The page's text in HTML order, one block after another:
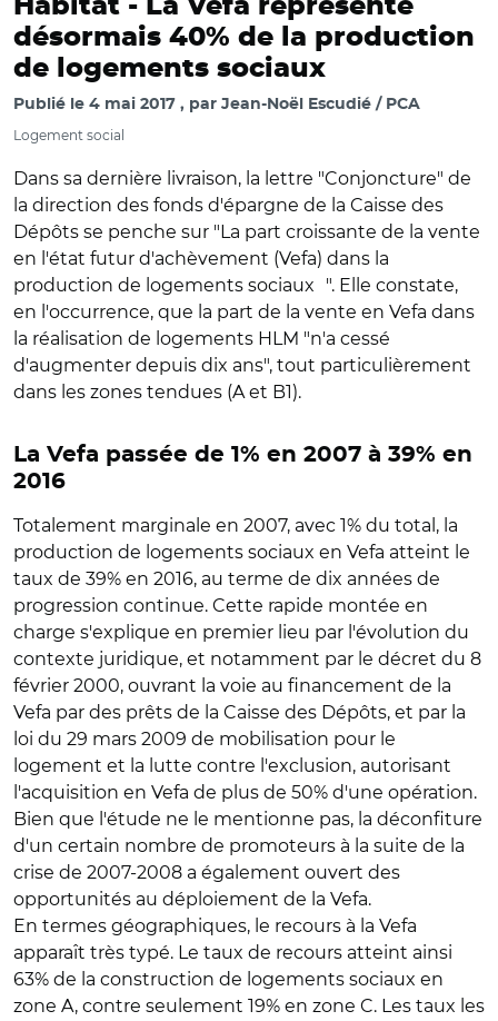
Habitat - La Vefa représente
désormais 40% de la production
de logements sociaux
Publié le 4 mai 2017 par Jean-Noël Escudié / PCA
Logement social
Dans sa dernière livraison, la lettre "Conjoncture" de
la direction des fonds d'épargne de la Caisse des
Dépôts se penche sur "La part croissante de la vente
en l'état futur d'achèvement (Vefa) dans la
production de logements sociaux ". Elle constate,
en l'occurrence, que la part de la vente en Vefa dans
la réalisation de logements HLM "n'a cessé
d'augmenter depuis dix ans", tout particulièrement
dans les zones tendues (A et B1).
La Vefa passée de 1% en 2007 à 39% en
2016
Totalement marginale en 2007, avec 1% du total, la
production de logements sociaux en Vefa atteint le
taux de 39% en 2016, au terme de dix années de
progression continue. Cette rapide montée en
charge s'explique en premier lieu par l'évolution du
contexte juridique, et notamment par le décret du 8
février 2000, ouvrant la voie au financement de la
Vefa par des prêts de la Caisse des Dépôts, et par la
loi du 29 mars 2009 de mobilisation pour le
logement et la lutte contre l'exclusion, autorisant
l'acquisition en Vefa de plus de 50% d'une opération.
Bien que l'étude ne le mentionne pas, la déconfiture
d'un certain nombre de promoteurs à la suite de la
crise de 2007-2008 a également ouvert des
opportunités au déploiement de la Vefa.
En termes géographiques, le recours à la Vefa
apparaît très typé. Le taux de recours atteint ainsi
63% de la construction de logements sociaux en
zone A, contre seulement 19% en zone C. Les taux les